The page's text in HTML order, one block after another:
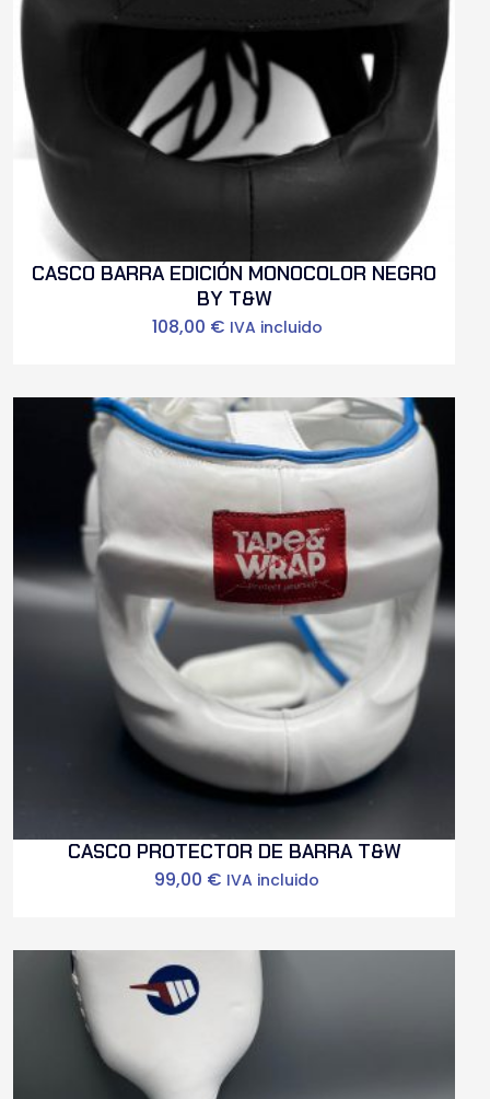
CASCO BARRA EDICIÓN MONOCOLOR NEGRO
BY T&W
108,00 € IVA incluido
CASCO PROTECTOR DE BARRA T&W
99,00 € IVA incluido